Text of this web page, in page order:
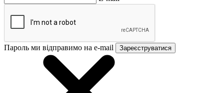
Пароль ми відправимо на e-mail Зареєструватися